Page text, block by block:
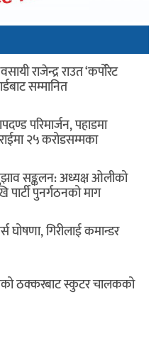
राजेन्द्र राउत ‘कर्पोरेट
सम्मानित
परिमार्जन, पहाडमा
२५ करोडसम्मका
सङ्कलन: अध्यक्ष ओलीको
पार्टी पुनर्गठनको माग
घोषणा, गिरीलाई कमान्डर
ठक्करबाट स्कुटर चालकको